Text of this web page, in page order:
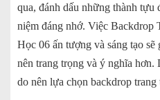
qua, đánh dấu những thành
niệm đáng nhớ. Việc
Học 06 ấn tượng và sáng tạo
nên trang trọng và ý nghĩa
do nên lựa chọn backdrop